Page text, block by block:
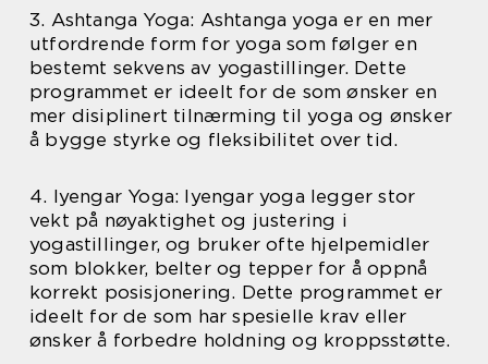
3. Ashtanga Yoga: Ashtanga yoga er en mer
utfordrende form for yoga som følger en
bestemt sekvens av yogastillinger. Dette
programmet er ideelt for de som ønsker en
mer disiplinert tilnærming til yoga og ønsker
å bygge styrke og fleksibilitet over tid.
4. Iyengar Yoga: Iyengar yoga legger stor
vekt på nøyaktighet og justering i
yogastillinger, og bruker ofte hjelpemidler
som blokker, belter og tepper for å oppnå
korrekt posisjonering. Dette programmet er
ideelt for de som har spesielle krav eller
ønsker å forbedre holdning og kroppsstøtte.